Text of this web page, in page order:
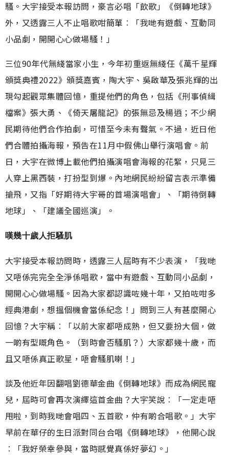
騷。大宇接受本報訪問，豪言必唱「飲歌」《倒轉地球》
外，又透露三人不止唱歌咁簡單︰「我哋有遊戲、互動同
小品劇，開開心心做場騷！」
三位90年代無綫當家小生，今年初重返無綫任《萬千星輝
頒獎典禮2022》頒獎嘉賓，陶大宇、吳啟華及張兆輝的出
現勾起觀眾集體回憶，重提他們的角色，包括《刑事偵緝
檔案》張大勇、《倚天屠龍記》的張無忌及楊逍；不少網
民期待他們合作拍劇，可惜至今未有聲氣。不過，近日他
們合體拍攝海報，預告在11月中假佛山舉行演唱會。前
日，大宇在微博上載他們拍攝演唱會海報的花絮，只見三
人穿上黑西裝，打扮型到爆。內地網民紛紛留言表示準備
搶飛，又指「好期待大宇哥的首場演唱會」、「期待倒轉
地球」、「建議全國巡演」。
嘆幾十歲人拒騷肌
大宇接受本報訪問時，透露三人屆時有不少表演，「我哋
又唔係完完全全淨係唱歌，當中有遊戲、互動同小品劇，
開開心心做場騷。因為大家都認識咗幾十年，又拍咗咁多
經典港劇，想搵個機會當係紀念！」問到三人有甚麼開心
回憶？大宇稱︰「以前大家都唔成熟，但又要扮大個，做
一啲有型嘅角色。（到時會否騷肌？）大家都幾十歲，而
且又唔係真正歌星，唔會騷肌喇！」
談及他近年因翻唱劉德華金曲《倒轉地球》而成為網民寵
兒，屆時可會再次演繹這首金曲？大宇笑說︰「一定走唔
甩啦，到時我哋會唱四、五首歌，仲有啲合唱歌。」大宇
早前在華仔的生日派對同台合唱《倒轉地球》，他開心說
︰「我好榮幸參與，當時感覺真係好夢幻。」